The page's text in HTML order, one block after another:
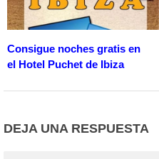
Consigue noches gratis en
el Hotel Puchet de Ibiza
DEJA UNA RESPUESTA